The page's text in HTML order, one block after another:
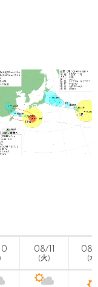
08/11
(火)
08/
(水